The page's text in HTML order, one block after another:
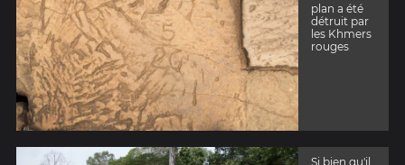
plan a été
détruit par
les Khmers
rouges
Si bien qu'il